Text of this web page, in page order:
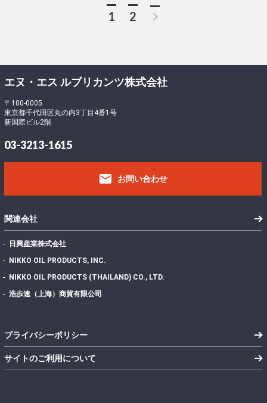
1 2
エヌ・エス ルブリカンツ株式会社
〒100-0005
東京都千代田区丸の内3丁目4番1号
新国際ビル2階
03-3213-1615
email お問い合わせ
関連会社
日興産業株式会社
NIKKO OIL PRODUCTS, INC.
NIKKO OIL PRODUCTS (THAILAND) CO., LTD.
浩歩速（上海）商貿有限公司
プライバシーポリシー
サイトのご利用について